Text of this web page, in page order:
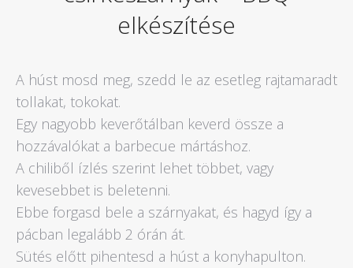
elkészítése
A húst mosd meg, szedd le az esetleg rajtamaradt
tollakat, tokokat.
Egy nagyobb keverőtálban keverd össze a
hozzávalókat a barbecue mártáshoz.
A chiliből ízlés szerint lehet többet, vagy
kevesebbet is beletenni.
Ebbe forgasd bele a szárnyakat, és hagyd így a
pácban legalább 2 órán át.
Sütés előtt pihentesd a húst a konyhapulton.